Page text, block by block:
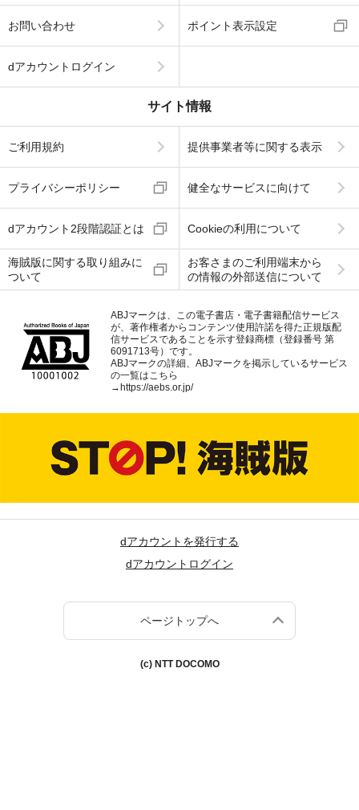
お問い合わせ ポイント表示設定
dアカウントログイン
サイト情報
ご利用規約 提供事業者等に関する表示
プライバシーポリシー 健全なサービスに向けて
dアカウント2段階認証とは Cookieの利用について
海賊版に関する取り組みに
ついて
お客さまのご利用端末から
の情報の外部送信について
ABJマークは、この電子書店・電子書籍配信サービス
が、著作権者からコンテンツ使用許諾を得た正規版配
信サービスであることを示す登録商標（登録番号 第
6091713号）です。
ABJマークの詳細、ABJマークを掲示しているサービス
の一覧はこちら
→https://aebs.or.jp/
dアカウントを発行する
dアカウントログイン
ページトップへ
(c) NTT DOCOMO